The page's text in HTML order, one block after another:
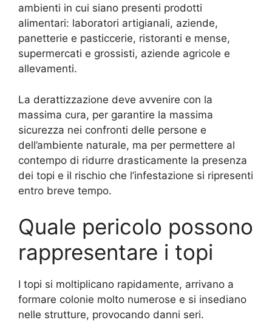
ambienti in cui siano presenti prodotti
alimentari: laboratori artigianali, aziende,
panetterie e pasticcerie, ristoranti e mense,
supermercati e grossisti, aziende agricole e
allevamenti.
La derattizzazione deve avvenire con la
massima cura, per garantire la massima
sicurezza nei confronti delle persone e
dell’ambiente naturale, ma per permettere al
contempo di ridurre drasticamente la presenza
dei topi e il rischio che l’infestazione si ripresenti
entro breve tempo.
Quale pericolo possono
rappresentare i topi
I topi si moltiplicano rapidamente, arrivano a
formare colonie molto numerose e si insediano
nelle strutture, provocando danni seri.